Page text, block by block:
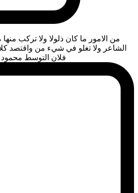
من الامور ما كان ذلولا ولا تركب
الشاعر ولا تغلو في شيء من واقتصد
فلان التوسط محمود